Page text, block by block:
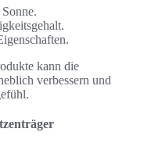
kann die
verbessern und